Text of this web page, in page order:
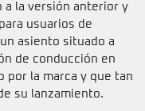
a la versión anterior y
usuarios de
asiento situado a
de conducción en
por la marca y que tan
su lanzamiento.